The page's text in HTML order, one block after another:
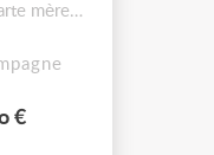
mère
€